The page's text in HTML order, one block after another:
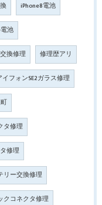
iPhone8電池
池
換修理 修理歴アリ
イフォンSE2ガラス修理
タ修理
修理
リー交換修理
クコネクタ修理